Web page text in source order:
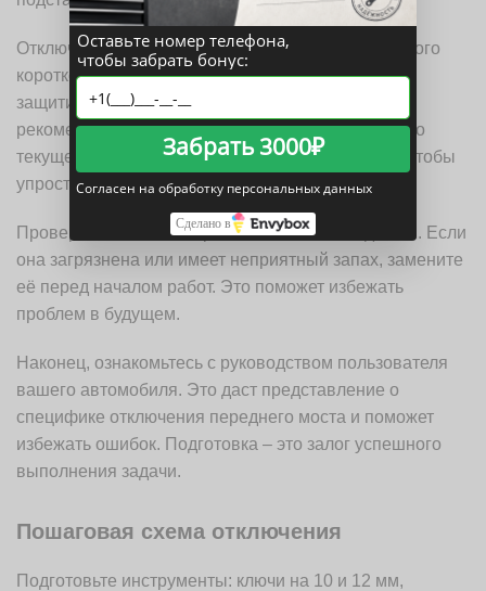
Отключите аккумулятор, чтобы избежать случайного
короткого замыкания. Это важный шаг, который
защитит электронику автомобиля. Также
рекомендуется сделать фотографии или заметки о
текущем состоянии соединений и компонентов, чтобы
упростить процесс сборки после отключения.
Проверьте состояние трансмиссионной жидкости. Если
она загрязнена или имеет неприятный запах, замените
её перед началом работ. Это поможет избежать
проблем в будущем.
Наконец, ознакомьтесь с руководством пользователя
вашего автомобиля. Это даст представление о
специфике отключения переднего моста и поможет
избежать ошибок. Подготовка – это залог успешного
выполнения задачи.
Пошаговая схема отключения
Подготовьте инструменты: ключи на 10 и 12 мм,
Оставьте номер телефона,
чтобы забрать бонус:
Забрать 3000₽
Согласен на обработку персональных данных
Сделано в